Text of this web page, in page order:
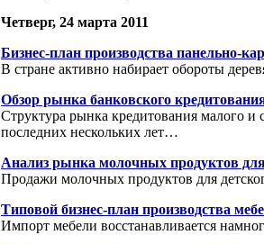
Четверг, 24 марта 2011
Бизнес-план производства панельно-
В стране активно набирает обороты
Обзор рынка банковского
Структура рынка кредитования малого и
последних нескольких лет…
Анализ рынка молочных продуктов
Продажи молочных продуктов для
Типовой бизнес-план производства
Импорт мебели восстанавливается